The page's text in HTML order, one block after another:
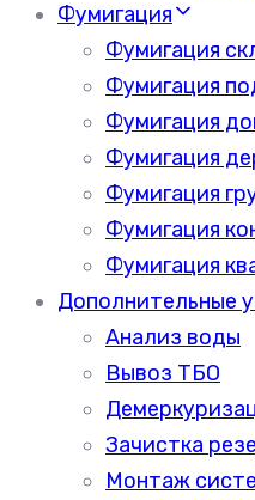
Фумигация
Фумигация
Фумигация
Фумигация
Фумигация
Фумигация
Фумигация
Фумигация
Дополнительные
Анализ воды
Вывоз ТБО
Зачистка
Монтаж